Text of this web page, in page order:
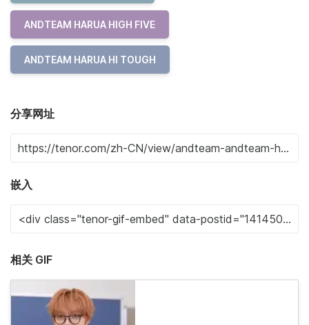
ANDTEAM HARUA HIGH FIVE
ANDTEAM HARUA HI TOUGH
分享网址
嵌入
相关 GIF